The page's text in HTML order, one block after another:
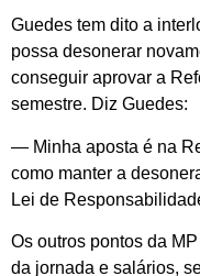
Guedes tem dito a
possa desonerar
conseguir aprovar a
semestre. Diz Guedes:
— Minha aposta é na
como manter a
Lei de
Os outros pontos da
da jornada e salários,